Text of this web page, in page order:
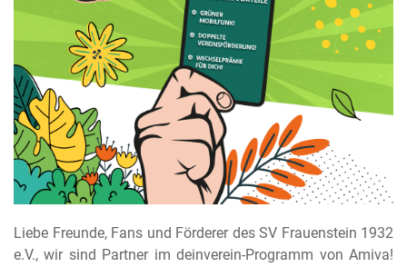
Liebe Freunde, Fans und Förderer des SV Frauenstein 1932
e.V., wir sind Partner im deinverein-Programm von Amiva!